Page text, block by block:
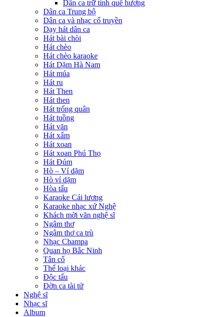
Dân ca trữ tình quê hương
Dân ca Trung bộ
Dân ca và nhạc cổ truyền
Dạy hát dân ca
Hát bài chòi
Hát chèo
Hát chèo karaoke
Hát Dặm Hà Nam
Hát múa
Hát ru
Hát Then
Hát then
Hát trống quân
Hát tuồng
Hát văn
Hát xẩm
Hát xoan
Hát xoan Phú Thọ
Hát Đúm
Hò – Ví dặm
Hò ví dặm
Hòa tấu
Karaoke Cải lương
Karaoke nhạc xứ Nghệ
Khách mời văn nghệ sĩ
Ngâm thơ
Ngâm thơ ca trù
Nhạc Champa
Quan họ Bắc Ninh
Tân cổ
Thể loại khác
Độc tấu
Đờn ca tài tử
Nghệ sĩ
Nhạc sĩ
Album